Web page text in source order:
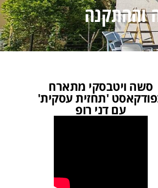
וההתקנה
סשה ויטבסקי מתארח
'תחזית עסקית'
עם דני רופ